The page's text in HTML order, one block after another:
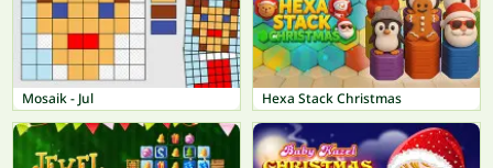
Mosaik - Jul Hexa Stack Christmas